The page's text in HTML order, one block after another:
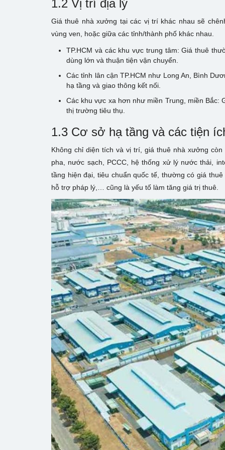
1.2 Vị trí địa lý
Giá thuê nhà xưởng tại các vị trí khác nhau sẽ
vùng ven, hoặc giữa các tỉnh/thành phố khác nhau.
TP.HCM và các khu vực trung tâm: Giá thuê
dùng lớn và thuận tiện vận chuyển.
Các tỉnh lân cận TP.HCM như Long An, Bình
hạ tầng và giao thông kết nối.
Các khu vực xa hơn như miền Trung, miền Bắc:
thị trường tiêu thụ.
1.3 Cơ sở hạ tầng và các tiện
Không chỉ diện tích và vị trí, giá thuê nhà xưởng
pha, nước sạch, PCCC, hệ thống xử lý nước thải,
tầng hiện đại, tiêu chuẩn quốc tế, thường có giá
hỗ trợ pháp lý,… cũng là yếu tố làm tăng giá trị thuê.